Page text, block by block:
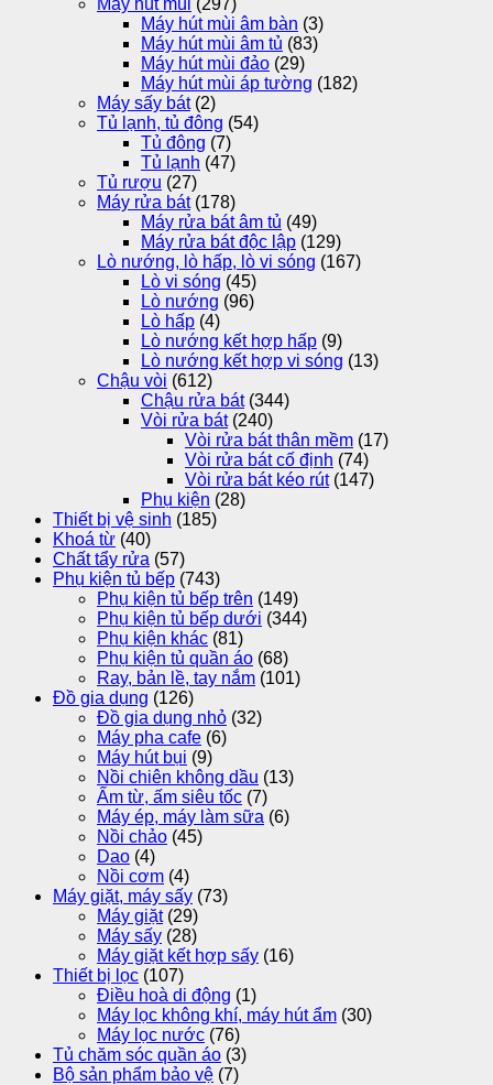
Máy hút mùi âm bàn (3)
Máy hút mùi âm tủ (83)
Máy hút mùi đảo (29)
Máy hút mùi áp tường (182)
Máy sấy bát (2)
Tủ lạnh, tủ đông (54)
Tủ đông (7)
Tủ lạnh (47)
Tủ rượu (27)
Máy rửa bát (178)
Máy rửa bát âm tủ (49)
Máy rửa bát độc lập (129)
Lò nướng, lò hấp, lò vi sóng (167)
Lò vi sóng (45)
Lò nướng (96)
Lò hấp (4)
Lò nướng kết hợp hấp (9)
Lò nướng kết hợp vi sóng (13)
Chậu vòi (612)
Chậu rửa bát (344)
Vòi rửa bát (240)
Vòi rửa bát thân mềm (17)
Vòi rửa bát cố định (74)
Vòi rửa bát kéo rút (147)
Phụ kiện (28)
Thiết bị vệ sinh (185)
Khoá từ (40)
Chất tẩy rửa (57)
Phụ kiện tủ bếp (743)
Phụ kiện tủ bếp trên (149)
Phụ kiện tủ bếp dưới (344)
Phụ kiện khác (81)
Phụ kiện tủ quần áo (68)
Ray, bản lề, tay nắm (101)
Đồ gia dụng (126)
Đồ gia dụng nhỏ (32)
Máy pha cafe (6)
Máy hút bụi (9)
Nồi chiên không dầu (13)
Ấm từ, ấm siêu tốc (7)
Máy ép, máy làm sữa (6)
Nồi chảo (45)
Dao (4)
Nồi cơm (4)
Máy giặt, máy sấy (73)
Máy giặt (29)
Máy sấy (28)
Máy giặt kết hợp sấy (16)
Thiết bị lọc (107)
Điều hoà di động (1)
Máy lọc không khí, máy hút ẩm (30)
Máy lọc nước (76)
Tủ chăm sóc quần áo (3)
Bộ sản phẩm bảo vệ (7)